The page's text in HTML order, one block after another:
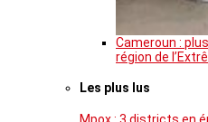
Cameroun :
région de
Les plus lus